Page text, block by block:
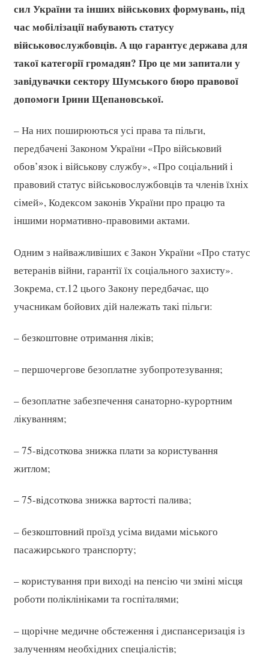
сил України та інших військових формувань, під
час мобілізації набувають статусу
військовослужбовців. А що гарантує держава для
такої категорії громадян? Про це ми запитали у
завідувачки сектору Шумського бюро правової
допомоги Ірини Щепановської.
– На них поширюються усі права та пільги,
передбачені Законом України «Про військовий
обов’язок і військову службу», «Про соціальний і
правовий статус військовослужбовців та членів їхніх
сімей», Кодексом законів України про працю та
іншими нормативно-правовими актами.
Одним з найважливіших є Закон України «Про статус
ветеранів війни, гарантії їх соціального захисту».
Зокрема, ст.12 цього Закону передбачає, що
учасникам бо­йових дій належать такі пільги:
– безкоштовне отримання ліків;
– першочергове безоплатне зубопротезування;
– безоплатне забезпечення санаторно-курортним
лікуванням;
– 75-відсоткова знижка плати за користування
житлом;
– 75-відсоткова знижка вартості палива;
– безкоштовний проїзд усіма видами міського
пасажирського транспорту;
– користування при виході на пенсію чи зміні місця
роботи поліклініками та госпіталями;
– щорічне медичне обстеження і диспансеризація із
залученням необхідних спеціалістів;